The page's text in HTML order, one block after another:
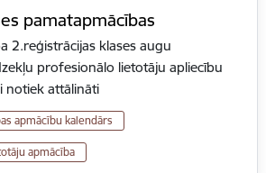
pamatapmācības
2.reģistrācijas klases augu
profesionālo lietotāju apliecību
notiek attālināti
apmācību kalendārs
apmācība